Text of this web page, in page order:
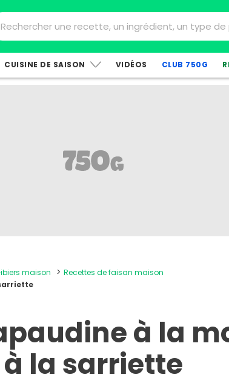
CUISINE DE SAISON VIDÉOS CLUB 750G
maison
Recettes de faisan maison
à la
à la sarriette